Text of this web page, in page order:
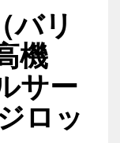
バリ
機
サー
ロッ